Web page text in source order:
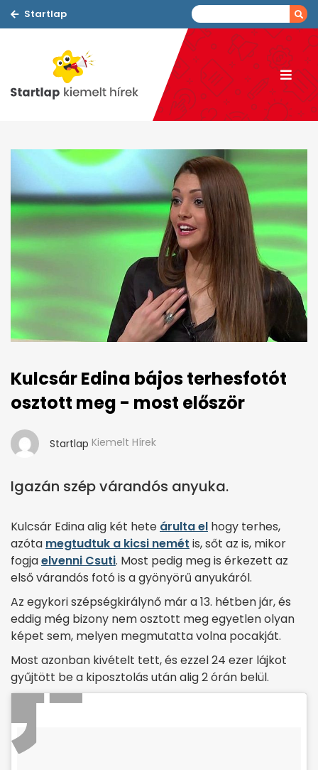
Startlap
Kulcsár Edina bájos terhesfotót
osztott meg - most először
Startlap Kiemelt Hírek
Igazán szép várandós anyuka.
Kulcsár Edina alig két hete árulta el hogy terhes,
azóta megtudtuk a kicsi nemét is, sőt az is, mikor
fogjaelvenni Csuti. Most pedig meg is érkezett az
első várandós fotó is a gyönyörű anyukáról.
Az egykori szépségkirálynő már a 13. hétben jár, és
eddig még bizony nem osztott meg egyetlen olyan
képet sem, melyen megmutatta volna pocakját.
Most azonban kivételt tett, és ezzel 24 ezer lájkot
gyűjtött be a kiposztolás után alig 2 órán belül.